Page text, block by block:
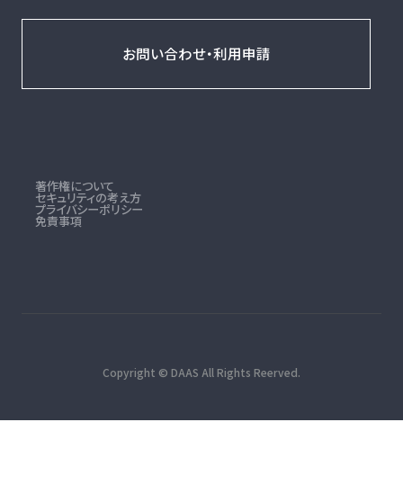
お問い合わせ・利用申請
著作権について
セキュリティの考え方
プライバシーポリシー
免責事項
Copyright © DAAS All Rights Reerved.